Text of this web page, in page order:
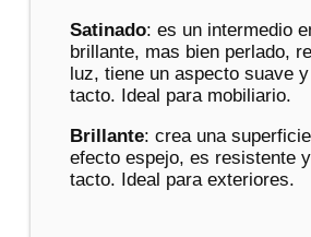
Satinado: es un intermedio
brillante, mas bien perlado,
luz, tiene un aspecto suave
tacto. Ideal para mobiliario.
Brillante: crea una
efecto espejo, es resistente
tacto. Ideal para exteriores.